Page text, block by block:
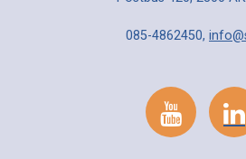
085-4862450,